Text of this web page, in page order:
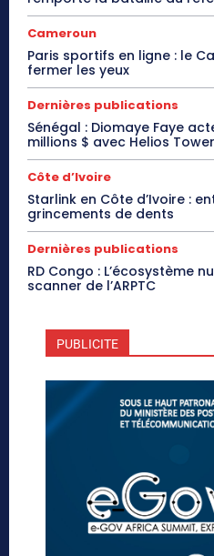
Cameroun
Paris sportifs en ligne : le
fermer les yeux
Dernières publications
Sénégal : Diomaye Faye
millions $ avec Helios
Côte d’Ivoire
Starlink en Côte d’Ivoire :
grincements de dents
Dernières publications
RD Congo : L’écosystème
scanner de l’ARPTC
PUBLICITE